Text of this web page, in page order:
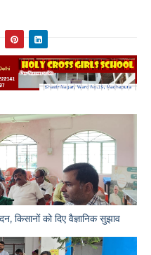
किसानों को दिए वैज्ञानिक सुझाव